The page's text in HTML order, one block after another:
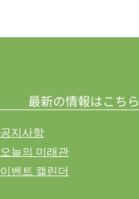
最新の情報はこちら
공지사항
오늘의 미래관
이벤트 캘린더